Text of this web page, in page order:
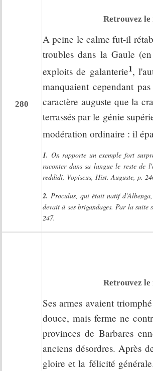
280
Retrouvez le
A peine le calme fut-il
troubles dans la Gaule
exploits de galanterie1,
manquaient cependant
caractère auguste que la
terrassés par le génie
modération ordinaire : il
1. On rapporte un exemple fort
raconter dans sa langue le reste de
reddidi, Vopiscus, Hist. Auguste, p.
2. Proculus, qui était natif
devait à ses brigandages. Par la
247.
Retrouvez le
Ses armes avaient
douce, mais ferme ne
provinces de Barbares
anciens désordres. Après
gloire et la félicité